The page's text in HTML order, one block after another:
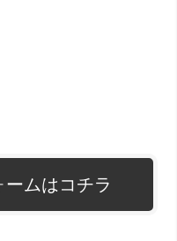
ムはコチラ